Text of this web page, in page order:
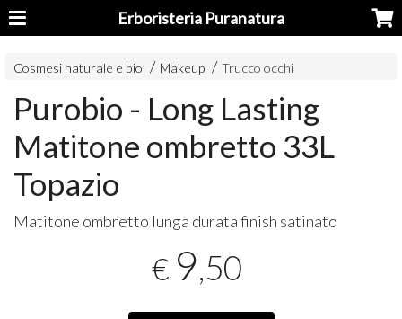
Erboristeria Puranatura
Cosmesi naturale e bio Makeup Trucco occhi
Purobio - Long Lasting
Matitone ombretto 33L
Topazio
Matitone ombretto lunga durata finish satinato
€ 9,50